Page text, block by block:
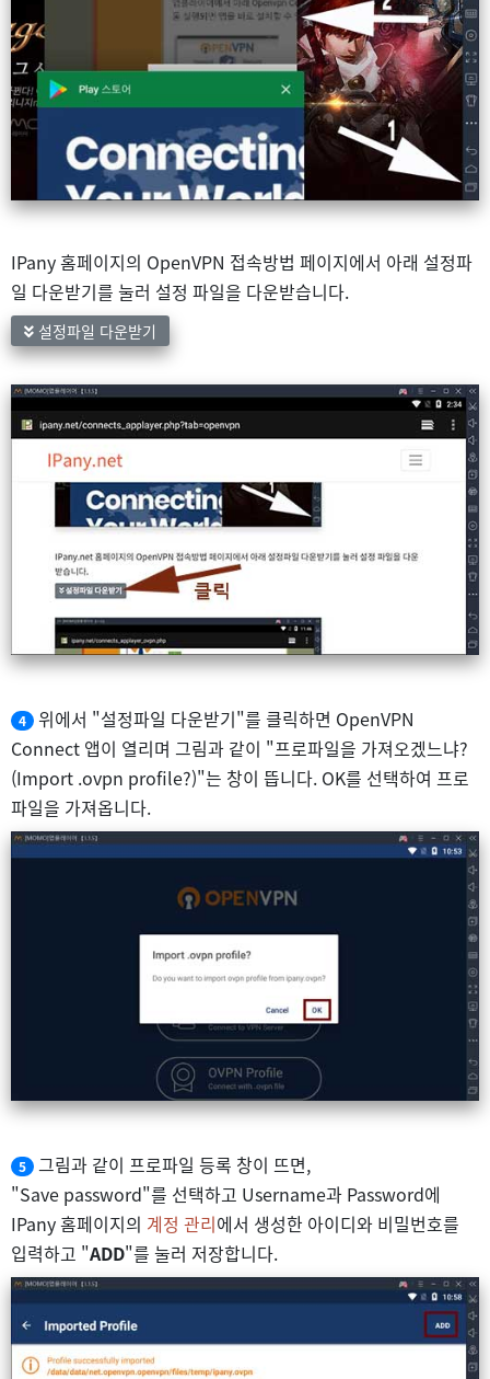
IPany 홈페이지의 OpenVPN 접속방법 페이지에서 아래 설정파
일 다운받기를 눌러 설정 파일을 다운받습니다.
설정파일 다운받기
4
위에서 "설정파일 다운받기"를 클릭하면 OpenVPN
Connect 앱이 열리며 그림과 같이 "프로파일을 가져오겠느냐?
(Import .ovpn profile?)"는 창이 뜹니다. OK를 선택하여 프로
파일을 가져옵니다.
5
그림과 같이 프로파일 등록 창이 뜨면,
"Save password"를 선택하고 Username과 Password에
IPany 홈페이지의 계정 관리에서 생성한 아이디와 비밀번호를
입력하고 "ADD"를 눌러 저장합니다.